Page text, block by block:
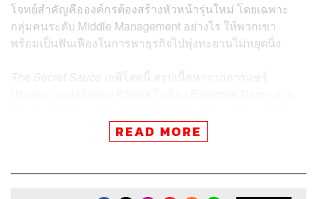
โจทย์สำคัญคือองค์กรต้องสร้างหัวหน้ารุ่นใหม่ โดยเฉพาะ
กลุ่มคนระดับ Middle Management อย่างไร ให้พวกเขา
พร้อมเป็นฟันเฟืองในการพาธุรกิจไปพุ่งทะยานไม่หยุดนิ่ง
จนได้รับรางวัลระดับนานาชาติของ KBank คืออะไร เคสจริง
เป็นแบบไหน บทเรียนที่องค์กรของคุณจะนำไปปรับใช้ได้ไม่
ติดตามได้ที่นี่ที่เดียว
READ MORE